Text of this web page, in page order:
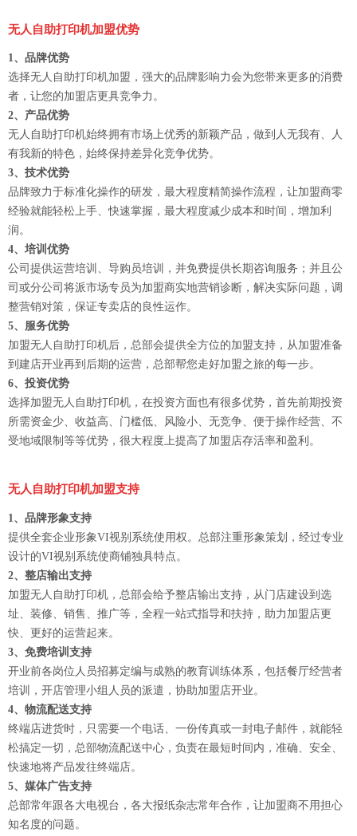
无人自助打印机加盟优势
1、品牌优势
选择无人自助打印机加盟，强大的品牌影响力会为您带来更多的消费
者，让您的加盟店更具竞争力。
2、产品优势
无人自助打印机始终拥有市场上优秀的新颖产品，做到人无我有、人
有我新的特色，始终保持差异化竞争优势。
3、技术优势
品牌致力于标准化操作的研发，最大程度精简操作流程，让加盟商零
经验就能轻松上手、快速掌握，最大程度减少成本和时间，增加利
润。
4、培训优势
公司提供运营培训、导购员培训，并免费提供长期咨询服务；并且公
司或分公司将派市场专员为加盟商实地营销诊断，解决实际问题，调
整营销对策，保证专卖店的良性运作。
5、服务优势
加盟无人自助打印机后，总部会提供全方位的加盟支持，从加盟准备
到建店开业再到后期的运营，总部帮您走好加盟之旅的每一步。
6、投资优势
选择加盟无人自助打印机，在投资方面也有很多优势，首先前期投资
所需资金少、收益高、门槛低、风险小、无竞争、便于操作经营、不
受地域限制等等优势，很大程度上提高了加盟店存活率和盈利。
无人自助打印机加盟支持
1、品牌形象支持
提供全套企业形象VI视别系统使用权。总部注重形象策划，经过专业
设计的VI视别系统使商铺独具特点。
2、整店输出支持
加盟无人自助打印机，总部会给予整店输出支持，从门店建设到选
址、装修、销售、推广等，全程一站式指导和扶持，助力加盟店更
快、更好的运营起来。
3、免费培训支持
开业前各岗位人员招募定编与成熟的教育训练体系，包括餐厅经营者
培训，开店管理小组人员的派遣，协助加盟店开业。
4、物流配送支持
终端店进货时，只需要一个电话、一份传真或一封电子邮件，就能轻
松搞定一切，总部物流配送中心，负责在最短时间内，准确、安全、
快速地将产品发往终端店。
5、媒体广告支持
总部常年跟各大电视台，各大报纸杂志常年合作，让加盟商不用担心
知名度的问题。